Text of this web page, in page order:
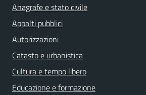
Anagrafe e stato civile
Appalti pubblici
Autorizzazioni
Catasto e urbanistica
Cultura e tempo libero
Educazione e formazione